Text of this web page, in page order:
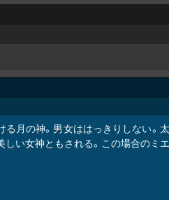
る月の神。男女ははっきりしない。
しい女神ともされる。この場合のミ